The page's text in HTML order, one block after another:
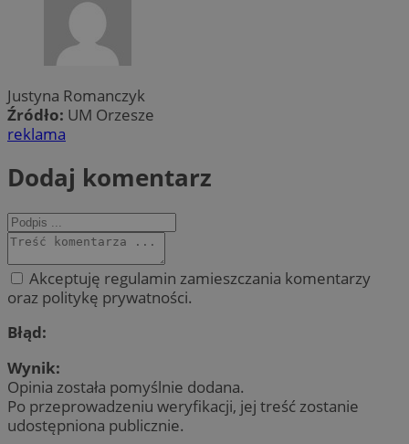
Justyna Romanczyk
Źródło: UM Orzesze
reklama
Dodaj komentarz
Akceptuję regulamin zamieszczania komentarzy
oraz politykę prywatności.
Błąd:
Wynik:
Opinia została pomyślnie dodana.
Po przeprowadzeniu weryfikacji, jej treść zostanie
udostępniona publicznie.